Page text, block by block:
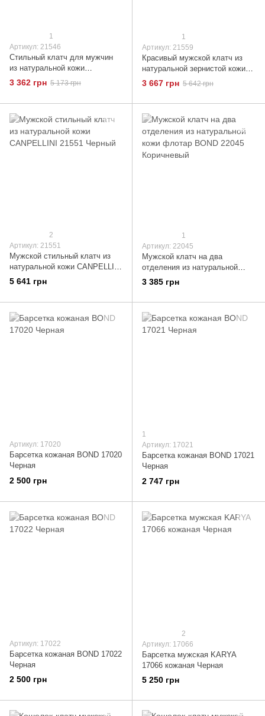
1
Артикул: 21546
Стильный клатч для мужчин
из натуральной кожи
CANPELLINI 21546 Черный
3 362 грн 5 173 грн
1
Артикул: 21559
Красивый мужской клатч из
натуральной зернистой кожи
CANPELLINI 21559 Коричневый
3 667 грн 5 642 грн
2
Артикул: 21551
Мужской стильный клатч из
натуральной кожи CANPELLINI
21551 Черный
5 641 грн
1
Артикул: 22045
Мужской клатч на два
отделения из натуральной
кожи флотар BOND 22045
Коричневый
3 385 грн
Артикул: 17020
Барсетка кожаная BOND 17020
Черная
2 500 грн
1
Артикул: 17021
Барсетка кожаная BOND 17021
Черная
2 747 грн
Артикул: 17022
Барсетка кожаная BOND 17022
Черная
2 500 грн
2
Артикул: 17066
Барсетка мужская KARYA
17066 кожаная Черная
5 250 грн